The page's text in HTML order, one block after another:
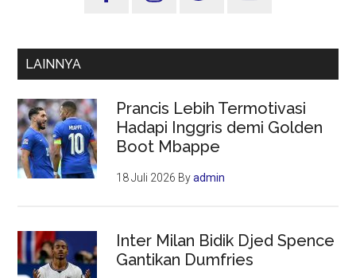
Dayak
Budaya
Isen
Mulang
2025
LAINNYA
Prancis Lebih Termotivasi
Hadapi Inggris demi Golden
Boot Mbappe
18 Juli 2026 Byadmin
Inter Milan Bidik Djed Spence
Gantikan Dumfries